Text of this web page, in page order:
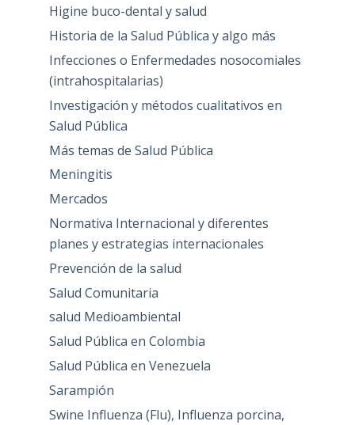
Higine buco-dental y salud
Historia de la Salud Pública y algo más
Infecciones o Enfermedades nosocomiales
(intrahospitalarias)
Investigación y métodos cualitativos en
Salud Pública
Más temas de Salud Pública
Meningitis
Mercados
Normativa Internacional y diferentes
planes y estrategias internacionales
Prevención de la salud
Salud Comunitaria
salud Medioambiental
Salud Pública en Colombia
Salud Pública en Venezuela
Sarampión
Swine Influenza (Flu), Influenza porcina,